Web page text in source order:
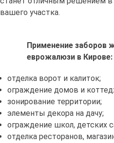
вашего участка.
Применение заборов
еврожалюзи в Кирове:
отделка ворот и калиток;
ограждение домов и
зонирование территории;
элементы декора на дачу;
ограждение школ, детских
отделка ресторанов,